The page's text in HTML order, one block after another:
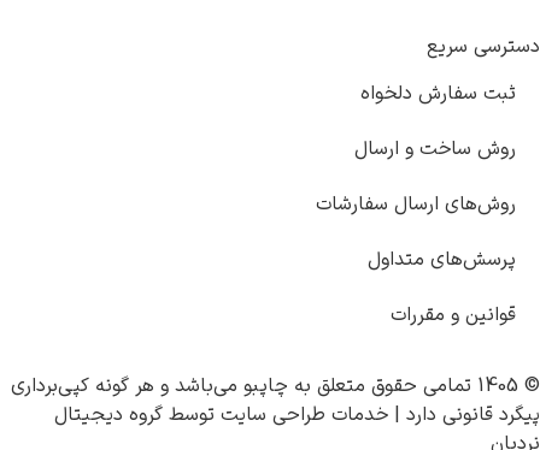
دلخواه
و ارسال
سفارشات
متداول
چاپبومی‌باشد و هر گونه کپی‌برداری
دارد |خدمات طراحی سایتتوسطگروه دیجیتال